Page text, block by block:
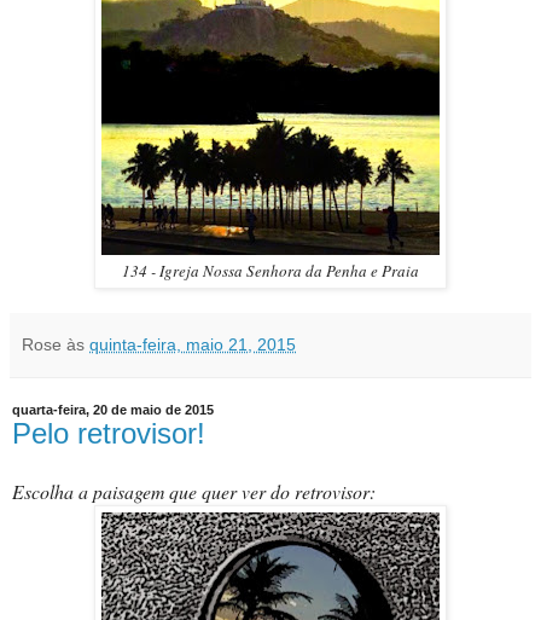
134 - Igreja Nossa Senhora da Penha e Praia
Rose às quinta-feira, maio 21, 2015
quarta-feira, 20 de maio de 2015
Pelo retrovisor!
Escolha a paisagem que quer ver do retrovisor: